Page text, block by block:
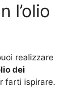
l’olio
realizzare
dei
farti ispirare.